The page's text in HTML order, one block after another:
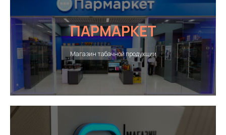
ПАРМАРКЕТ
Магазин табачной продукции
Аренда
площадей